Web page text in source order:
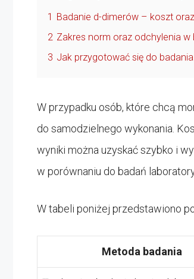
1 Badanie d-dimerów – koszt
2 Zakres norm oraz odchylenia w
3 Jak przygotować się do
W przypadku osób, które chcą
do samodzielnego wykonania.
wyniki można uzyskać szybko i
w porównaniu do badań
W tabeli poniżej przedstawiono
Metoda badania